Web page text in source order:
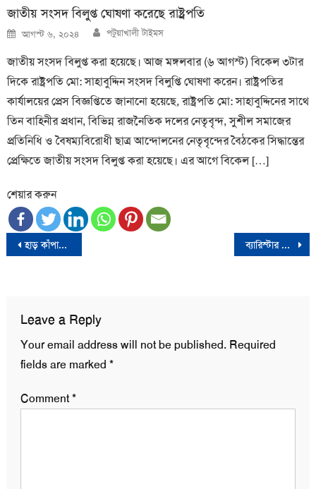
জাতীয় সংসদ বিলুপ্ত ঘোষণা করেছে রাষ্ট্রপতি
Posted
on
আগস্ট ৬, ২০২৪ Author
পটুয়াখালী টাইমস
জাতীয় সংসদ বিলুপ্ত করা হয়েছে। আজ মঙ্গলবার (৬ আগস্ট) বিকেল ৩টার
দিকে রাষ্ট্রপতি মো: সাহাবুদ্দিন সংসদ বিলুপ্তি ঘোষণা করেন। রাষ্ট্রপতির
কার্যালয়ের প্রেস বিজ্ঞপ্তিতে জানানো হয়েছে, রাষ্ট্রপতি মো: সাহাবুদ্দিনের সাথে
তিন বাহিনীর প্রধান, বিভিন্ন রাজনৈতিক দলের নেতৃবৃন্দ, সুশীল সমাজের
প্রতিনিধি ও বৈষম্যবিরোধী ছাত্র আন্দোলনের নেতৃবৃন্দের বৈঠকের সিদ্ধান্তের
প্রেক্ষিতে জাতীয় সংসদ বিলুপ্ত করা হয়েছে। এর আগে বিকেল […]
শেয়ার করুন
Post
হাড় কাঁপানো শীতে শরীর গরম যেসব খাবার ব্যারিস্টার সুমনকে ‘ফেসবুকের এমপি’ বললেন শেখ হাসিনা
Leave a Reply
Your email address will not be published. Required
fields are marked *
Comment*